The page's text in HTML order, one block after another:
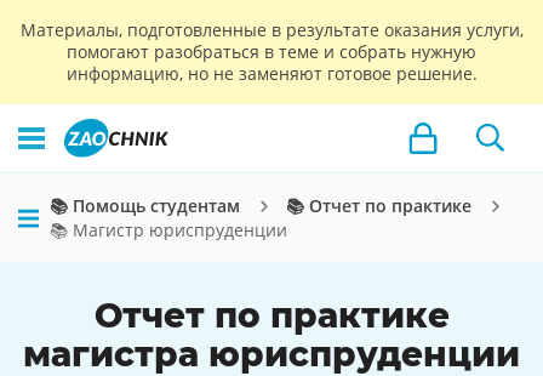
Материалы, подготовленные в результате оказания услуги,
помогают разобраться в теме и собрать нужную
информацию, но не заменяют готовое решение.
📚 Помощь студентам
📚 Отчет по практике
📚 Магистр юриспруденции
Отчет по практике
магистра юриспруденции